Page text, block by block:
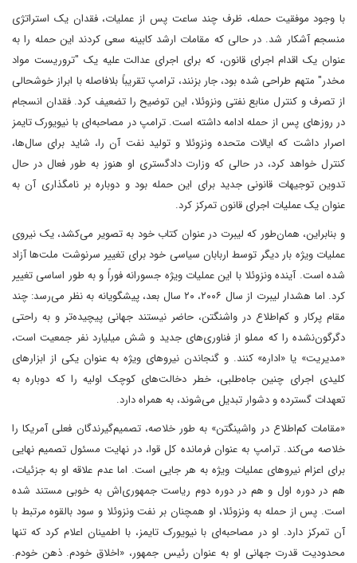
با وجود موفقیت حمله، ظرف چند ساعت پس از عملیات، فقدان یک استراتژی
منسجم آشکار شد. در حالی که مقامات ارشد کابینه سعی کردند این حمله را به
عنوان یک اقدام اجرای قانون، که برای اجرای عدالت علیه یک "تروریست مواد
مخدر" متهم طراحی شده بود، جار بزنند، ترامپ تقریباً بلافاصله با ابراز خوشحالی
از تصرف و کنترل منابع نفتی ونزوئلا، این توضیح را تضعیف کرد. فقدان انسجام
در روزهای پس از حمله ادامه داشته است. ترامپ در مصاحبه‌ای با نیویورک تایمز
اصرار داشت که ایالات متحده ونزوئلا و تولید نفت آن را، شاید برای سال‌ها،
کنترل خواهد کرد، در حالی که وزارت دادگستری او هنوز به طور فعال در حال
تدوین توجیهات قانونی جدید برای این حمله بود و دوباره بر نامگذاری آن به
عنوان یک عملیات اجرای قانون تمرکز کرد.
و بنابراین، همان‌طور که لیبرت در عنوان کتاب خود به تصویر می‌کشد، یک نیروی
عملیات ویژه بار دیگر توسط اربابان سیاسی خود برای تغییر سرنوشت ملت‌ها آزاد
شده است. آینده ونزوئلا با این عملیات ویژه جسورانه فوراً و به طور اساسی تغییر
کرد. اما هشدار لیبرت از سال ۲۰۰۶، ۲۰ سال بعد، پیشگویانه به نظر می‌رسد: چند
مقام پرکار و کم‌اطلاع در واشنگتن، حاضر نیستند جهانی پیچیده‌تر و به راحتی
دگرگون‌نشده را که مملو از فناوری‌های جدید و شش میلیارد نفر جمعیت است،
«مدیریت» یا «اداره» کنند. و گنجاندن نیروهای ویژه به عنوان یکی از ابزارهای
کلیدی اجرای چنین جاه‌طلبی، خطر دخالت‌های کوچک اولیه را که دوباره به
تعهدات گسترده و دشوار تبدیل می‌شوند، به همراه دارد.
«مقامات کم‌اطلاع در واشینگتن» به طور خلاصه، تصمیم‌گیرندگان فعلی آمریکا را
خلاصه می‌کند. ترامپ به عنوان فرمانده کل قوا، در نهایت مسئول تصمیم نهایی
برای اعزام نیروهای عملیات ویژه به هر جایی است. اما عدم علاقه او به جزئیات،
هم در دوره اول و هم در دوره دوم ریاست جمهوری‌اش به خوبی مستند شده
است. پس از حمله به ونزوئلا، او همچنان بر نفت ونزوئلا و سود بالقوه مرتبط با
آن تمرکز دارد. او در مصاحبه‌ای با نیویورک تایمز، با اطمینان اعلام کرد که تنها
محدودیت قدرت جهانی او به عنوان رئیس جمهور، «اخلاق خودم. ذهن خودم.